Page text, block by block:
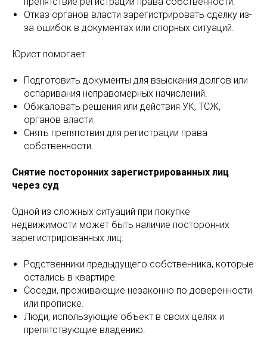
Отказ органов власти зарегистрировать сделку из-
за ошибок в документах или спорных ситуаций.
Юрист помогает:
Подготовить документы для взыскания долгов или
оспаривания неправомерных начислений.
Обжаловать решения или действия УК, ТСЖ,
органов власти.
Снять препятствия для регистрации права
собственности.
Снятие посторонних зарегистрированных лиц
через суд
Одной из сложных ситуаций при покупке
недвижимости может быть наличие посторонних
зарегистрированных лиц:
Родственники предыдущего собственника, которые
остались в квартире.
Соседи, проживающие незаконно по доверенности
или прописке.
Люди, использующие объект в своих целях и
препятствующие владению.